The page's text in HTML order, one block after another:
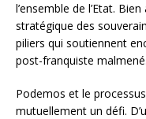
l’ensemble de l’Etat.
stratégique des
piliers qui soutiennent
post-franquiste malmené.
Podemos et le
mutuellement un défi.